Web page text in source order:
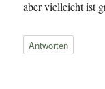
aber vielleicht ist
Antworten